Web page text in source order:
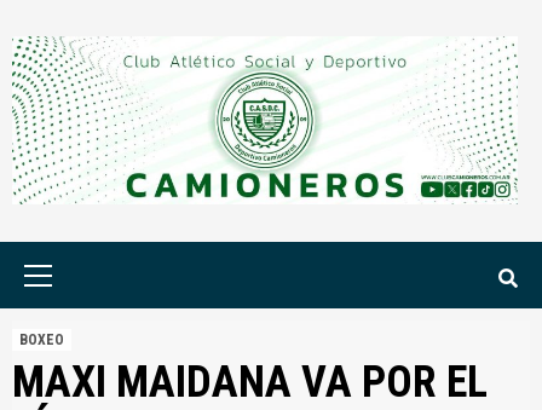
al
contenido
BOXEO
MAXI MAIDANA VA POR EL